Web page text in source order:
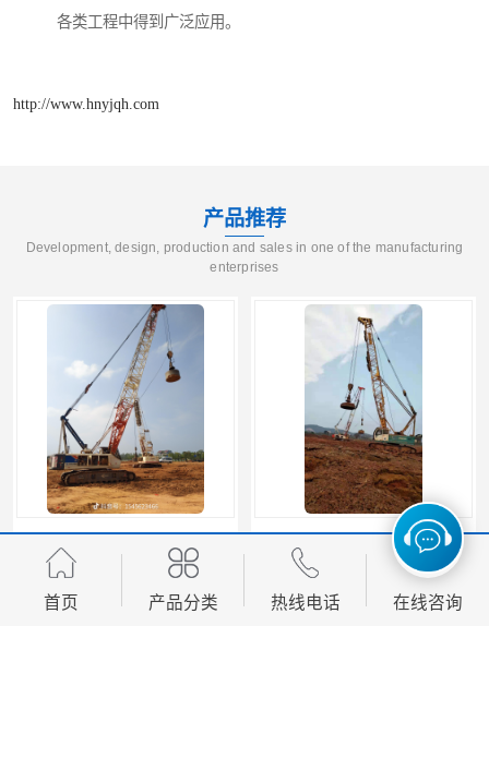
各类工程中得到广泛应用。
http://www.hnyjqh.com
产品推荐
Development, design, production and sales in one of the manufacturing
enterprises
江西赣州强夯施工队伍公司 江西景德镇强夯施工队伍公司
首页 产品分类 热线电话 在线咨询